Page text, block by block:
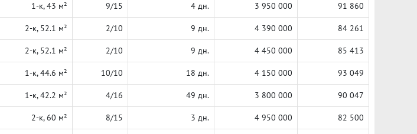
1-к, 43 м² 9/15 4 дн. 3 950 000 91 860
2-к, 52.1 м² 2/10 9 дн. 4 390 000 84 261
2-к, 52.1 м² 2/10 9 дн. 4 450 000 85 413
1-к, 44.6 м² 10/10 18 дн. 4 150 000 93 049
1-к, 42.2 м² 4/16 49 дн. 3 800 000 90 047
2-к, 60 м² 8/15 3 дн. 4 950 000 82 500